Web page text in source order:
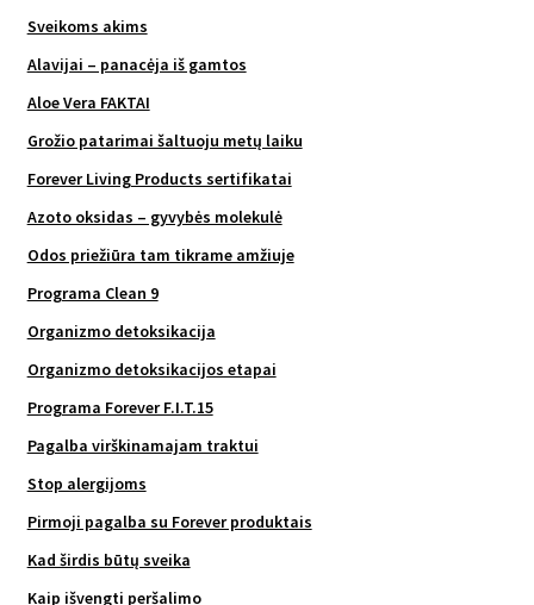
Sveikoms akims
Alavijai – panacėja iš gamtos
Aloe Vera FAKTAI
Grožio patarimai šaltuoju metų laiku
Forever Living Products sertifikatai
Azoto oksidas – gyvybės molekulė
Odos priežiūra tam tikrame amžiuje
Programa Clean 9
Organizmo detoksikacija
Organizmo detoksikacijos etapai
Programa Forever F.I.T.15
Pagalba virškinamajam traktui
Stop alergijoms
Pirmoji pagalba su Forever produktais
Kad širdis būtų sveika
Kaip išvengti peršalimo